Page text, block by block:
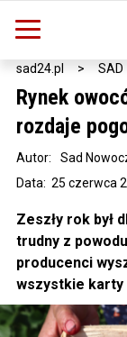
sad24.pl > SAD
Rynek
rozdaje
Data: 25 czerwca
Autor: Sad
Zeszły rok był
trudny z
producenci
wszystkie karty